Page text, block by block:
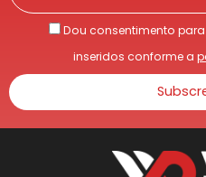
Dou consentimento
inseridos conforme a